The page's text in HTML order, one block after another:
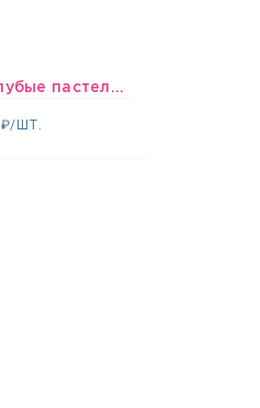
шары Бело-голубые пастельные
₽/ШТ.
1637